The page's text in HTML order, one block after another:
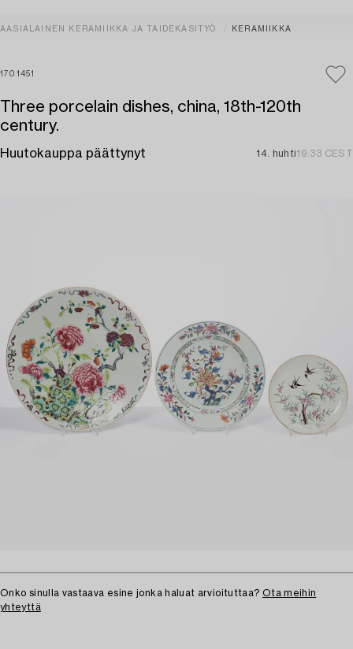
AASIALAINEN KERAMIIKKA JA TAIDEKÄSITYÖ KERAMIIKKA
1701451
Three porcelain dishes, china, 18th-120th
century.
Huutokauppa päättynyt 14. huhti19:33 CEST
Onko sinulla vastaava esine jonka haluat arvioituttaa? Ota meihin
yhteyttä